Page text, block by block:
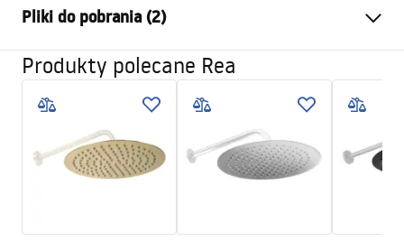
Materiał:
Sposób montażu:
Przykręcany
Szerokość (mm):
225mm
Wysokość (mm):
12
Głębokość (mm):
225mm
Gwarancja
24 miesiące
Pliki do pobrania (2)
Pielęgnacja
Warunki gwarancji
Warranty_Terms_and_Conditions_Accessories_-_24.pdf
Produkty polecane Rea